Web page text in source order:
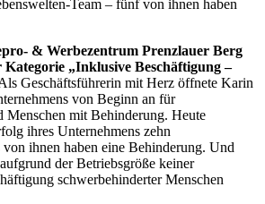
Team – fünf von ihnen haben
& Werbezentrum Prenzlauer Berg
„Inklusive Beschäftigung –
Geschäftsführerin mit Herz öffnete Karin
von Beginn an für
Menschen mit Behinderung. Heute
ihres Unternehmens zehn
ihnen haben eine Behinderung. Und
der Betriebsgröße keiner
schwerbehinderter Menschen